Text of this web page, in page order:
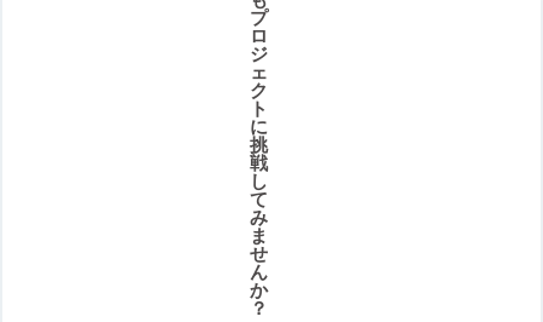
プ
ロ
ジ
ェ
ク
ト
に
挑
戦
し
て
み
ま
せ
ん
か
？